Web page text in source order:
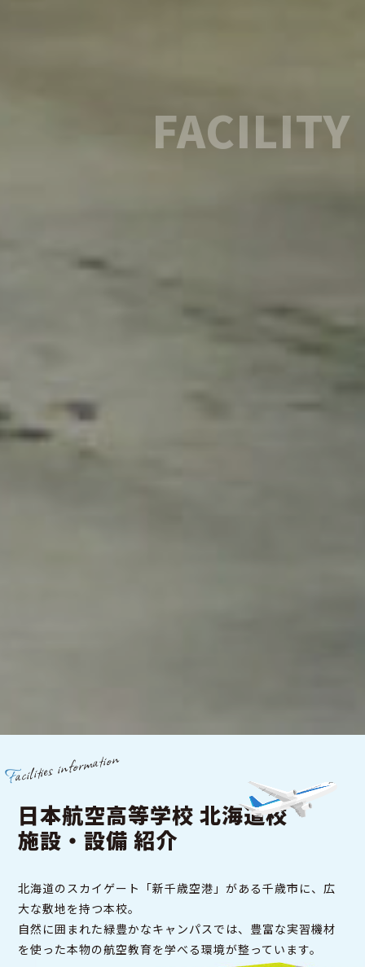
FACILITY
Facilities information
日本航空高等学校 北海道校
施設・設備 紹介
北海道のスカイゲート「新千歳空港」がある千歳市に、広
大な敷地を持つ本校。
自然に囲まれた緑豊かなキャンパスでは、豊富な実習機材
を使った本物の航空教育を学べる環境が整っています。